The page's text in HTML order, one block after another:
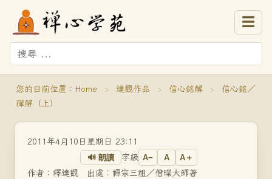
☰
您的目前位置： Home › 達觀作品 › 信心銘解 ›
信心銘／
禪解（上）
2011年4月10日星期日 23:11
🔊 朗讀 字級 A− A A＋
作者：釋達觀 出處︰禪宗三祖／僧璨大師著